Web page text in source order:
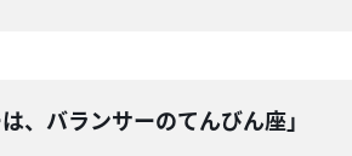
、バランサーのてんびん座」